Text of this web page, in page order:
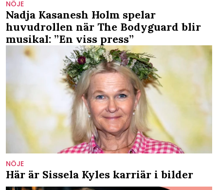
NÖJE
Nadja Kasanesh Holm spelar
huvudrollen när The Bodyguard blir
musikal: ”En viss press”
NÖJE
Här är Sissela Kyles karriär i bilder